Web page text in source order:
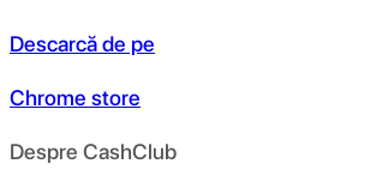
Descarcă de pe
Chrome store
Despre CashClub